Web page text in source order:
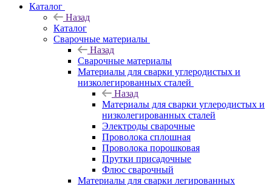
Каталог
Назад
Каталог
Сварочные материалы
Назад
Сварочные материалы
Материалы для сварки углеродистых и
низколегированных сталей
Назад
Материалы для сварки углеродистых и
низколегированных сталей
Электроды сварочные
Проволока сплошная
Проволока порошковая
Прутки присадочные
Флюс сварочный
Материалы для сварки легированных